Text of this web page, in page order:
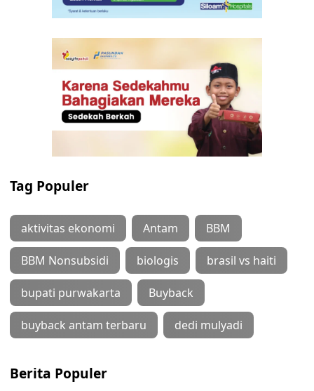
Tag Populer
aktivitas ekonomi Antam BBM
BBM Nonsubsidi biologis brasil vs haiti
bupati purwakarta Buyback
buyback antam terbaru dedi mulyadi
Berita Populer